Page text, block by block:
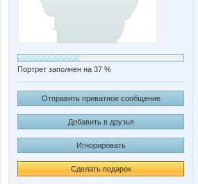
Портрет заполнен на 37 %
Отправить приватное сообщение
Добавить в друзья
Игнорировать
Сделать подарок